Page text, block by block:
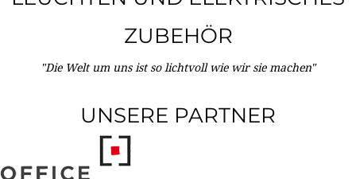
ZUBEHÖR
"Die Welt um uns ist so lichtvoll wie wir sie machen"
UNSERE PARTNER